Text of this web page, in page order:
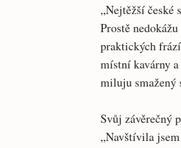
„Nejtěžší české
Prostě
praktických
místní kavárny
miluju smažený
Svůj závěrečný
„Navštívila